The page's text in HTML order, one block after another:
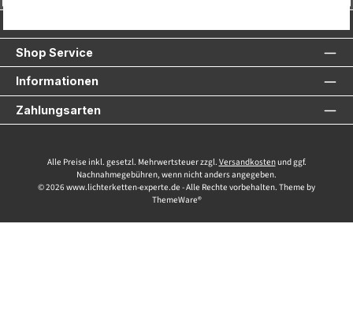
Shop Service
Informationen
Zahlungsarten
Alle Preise inkl. gesetzl. Mehrwertsteuer zzgl. Versandkostenund ggf.
Nachnahmegebühren, wenn nicht anders angegeben.
© 2026 www.lichterketten-experte.de - Alle Rechte vorbehalten. Theme by
ThemeWare®